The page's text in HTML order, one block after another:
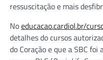
ressuscitação e mais
Noeducacao.cardiol.br/
detalhes do cursos
do Coração e que a SBC